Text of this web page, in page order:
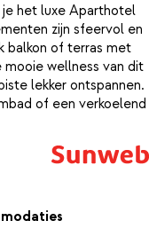
het luxe Aparthotel
zijn sfeervol en
balkon of terras met
wellness van dit
lekker ontspannen.
of een verkoelend